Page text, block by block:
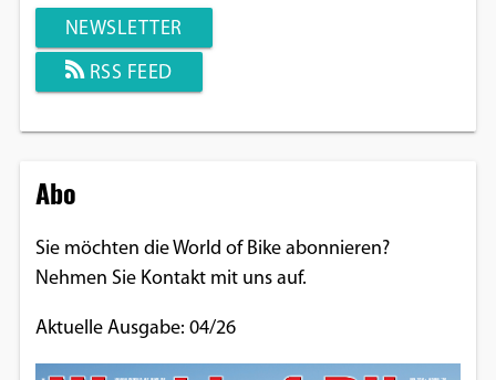
NEWSLETTER
RSS FEED
Abo
Sie möchten die World of Bike abonnieren?
Nehmen Sie Kontakt mit uns auf.
Aktuelle Ausgabe: 04/26